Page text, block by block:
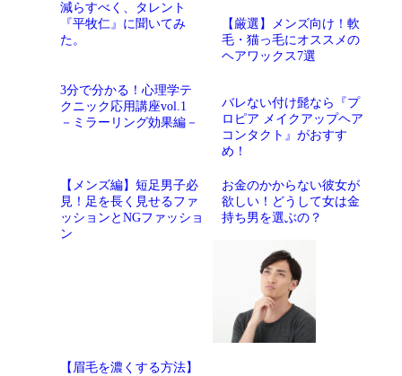
減らすべく、タレント
『平牧仁』に聞いてみ
た。
【厳選】メンズ向け！軟
毛・猫っ毛にオススメの
ヘアワックス7選
3分で分かる！心理学テ
クニック応用講座vol.1
－ミラーリング効果編－
バレない付け髭なら『プ
ロピア メイクアップヘア
コンタクト』がおすす
め！
【メンズ編】短足男子必
見！足を長く見せるファ
ッションとNGファッショ
ン
お金のかからない彼女が
欲しい！どうして女は金
持ち男を選ぶの？
【眉毛を濃くする方法】